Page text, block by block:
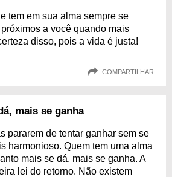
tem em sua alma sempre se
a você quando mais
disso, pois a vida é justa!
COMPARTILHAR
mais se ganha
pararem de tentar ganhar sem se
harmonioso. Quem tem uma alma
mais se dá, mais se ganha. A
lei do retorno. Não existem